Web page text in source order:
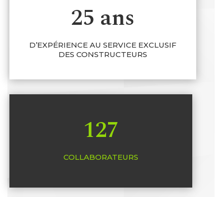
25 ans
D’EXPÉRIENCE AU SERVICE EXCLUSIF
DES CONSTRUCTEURS
127
COLLABORATEURS